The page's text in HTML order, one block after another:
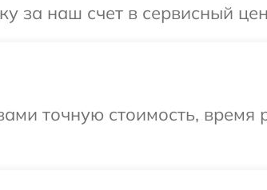
за наш счет в сервисный
точную стоимость, время